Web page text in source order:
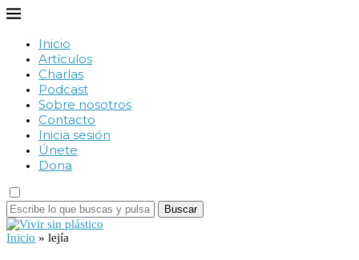
Inicio
Artículos
Charlas
Podcast
Sobre nosotros
Contacto
Inicia sesión
Únete
Dona
Buscar
Inicio » lejía